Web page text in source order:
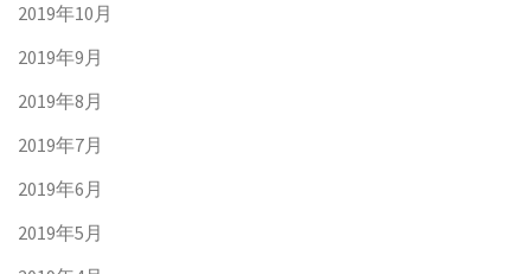
2019年10月
2019年9月
2019年8月
2019年7月
2019年6月
2019年5月